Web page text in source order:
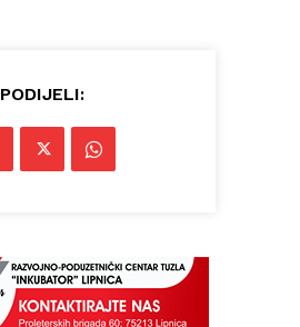
PODIJELI: